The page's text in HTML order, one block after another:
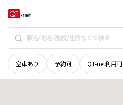
空車あり 予約可 QT-net利用可
愛媛県